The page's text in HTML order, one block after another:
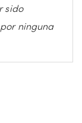
sido
ninguna